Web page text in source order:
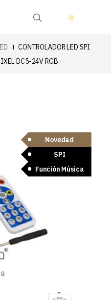
CONTROLADOR LED SPI
DC5-24V RGB
Novedad
SPI
Función Música